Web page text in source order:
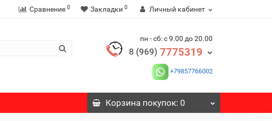
Сравнение 0 Закладки 0 Личный кабинет
пн - сб: с 9.00 до 20.00
8 (969) 7775319
+79857766002
Корзинапокупок: 0